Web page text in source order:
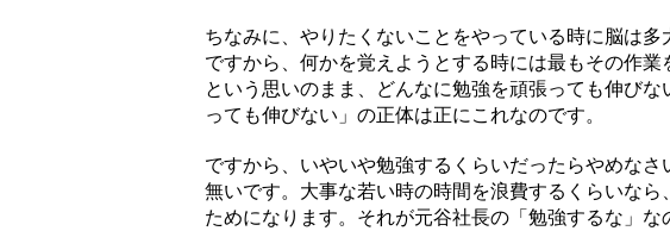
ちなみに、やりたくないことをやっている時に脳は
ですから、何かを覚えようとする時には最もその作
という思いのまま、どんなに勉強を頑張っても伸び
っても伸びない」の正体は正にこれなのです。
ですから、いやいや勉強するくらいだったらやめな
無いです。大事な若い時の時間を浪費するくらいな
ためになります。それが元谷社長の「勉強するな」な